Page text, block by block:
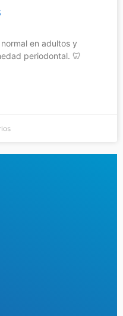
en adultos y
periodontal. 🦷